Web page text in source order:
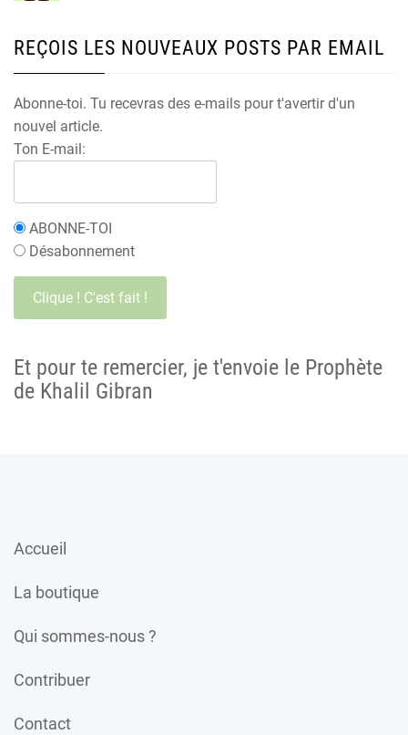
REÇOIS LES NOUVEAUX POSTS PAR EMAIL
Abonne-toi. Tu recevras des e-mails pour t'avertir d'un
nouvel article.
Ton E-mail:
ABONNE-TOI
Désabonnement
Et pour te remercier, je t'envoie le Prophète
de Khalil Gibran
Accueil
La boutique
Qui sommes-nous ?
Contribuer
Contact